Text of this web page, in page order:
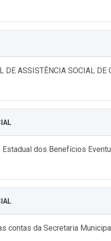
DE ASSISTÊNCIA SOCIAL
dos Benefícios
contas da Secretaria